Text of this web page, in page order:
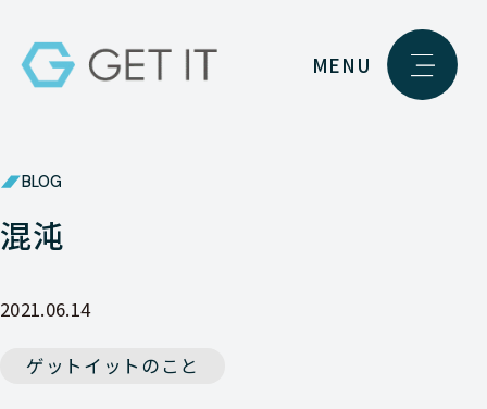
MENU
BLOG
混沌
2021.06.14
ゲットイットのこと